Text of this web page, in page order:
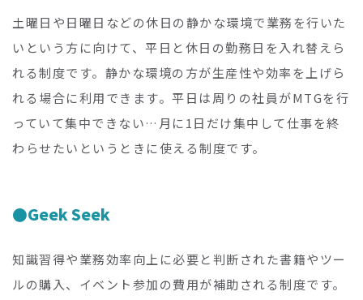
土曜日や日曜日などの休日の静かな環境で業務を行いた
いという方に向けて、平日と休日の勤務日を入れ替えら
れる制度です。静かな環境の方が生産性や効率を上げら
れる場合に利用できます。平日は周りの社員がMTGを行
っていて集中できない…月に1日だけ集中して仕事を終
わらせたいというときに使える制度です。
Geek Seek
知識習得や業務効率向上に必要と判断された書籍やツー
ルの購入、イベント参加の費用が補助される制度です。